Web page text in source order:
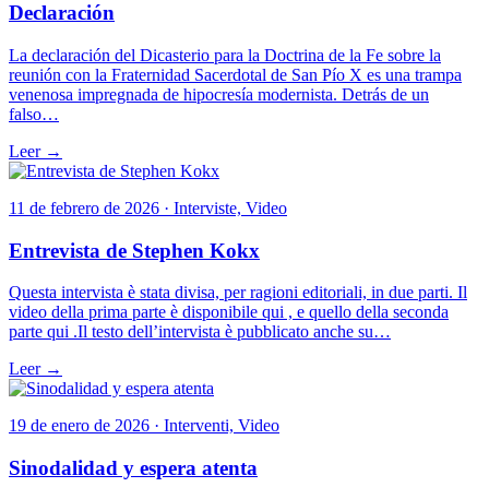
Declaración
La declaración del Dicasterio para la Doctrina de la Fe sobre la
reunión con la Fraternidad Sacerdotal de San Pío X es una trampa
venenosa impregnada de hipocresía modernista. Detrás de un
falso…
Leer →
11 de febrero de 2026 · Interviste, Video
Entrevista de Stephen Kokx
Questa intervista è stata divisa, per ragioni editoriali, in due parti. Il
video della prima parte è disponibile qui , e quello della seconda
parte qui .Il testo dell’intervista è pubblicato anche su…
Leer →
19 de enero de 2026 · Interventi, Video
Sinodalidad y espera atenta